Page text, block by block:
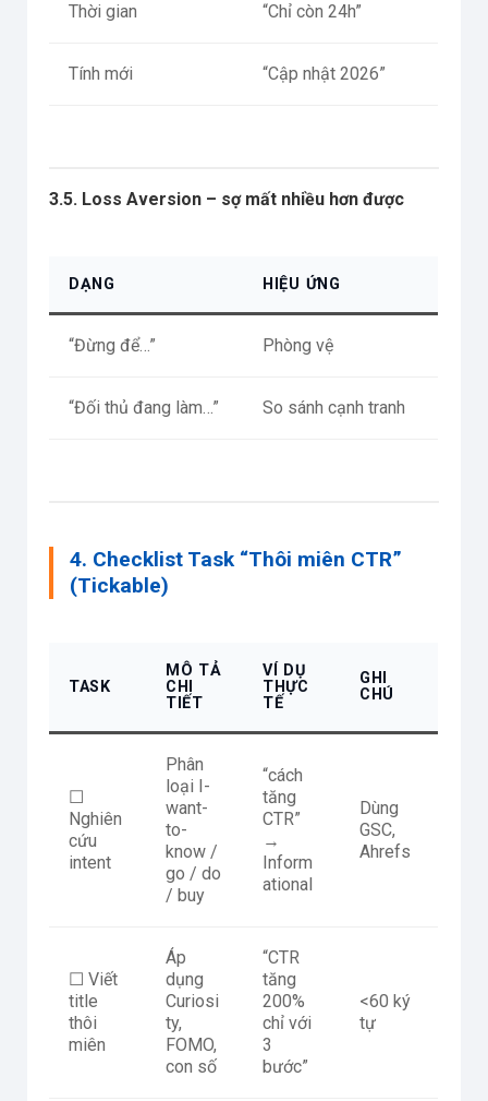
Thời gian “Chỉ còn 24h”
Tính mới “Cập nhật 2026”
3.5. Loss Aversion – sợ mất nhiều hơn được
DẠNG HIỆU ỨNG
“Đừng để…” Phòng vệ
“Đối thủ đang làm…” So sánh cạnh tranh
4. Checklist Task “Thôi miên CTR”
(Tickable)
TASK
MÔ TẢ
CHI
TIẾT
VÍ DỤ
THỰC
TẾ
GHI
CHÚ
☐
Nghiên
cứu
intent
Phân
loại I-
want-
to-
know /
go / do
/ buy
“cách
tăng
CTR”
→
Inform
ational
Dùng
GSC,
Ahrefs
☐ Viết
title
thôi
miên
Áp
dụng
Curiosi
ty,
FOMO,
con số
“CTR
tăng
200%
chỉ với
3
bước”
<60 ký
tự